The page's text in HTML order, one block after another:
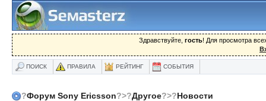
Здравствуйте, гость! Для просмотра
ПОИСК ПРАВИЛА РЕЙТИНГ СОБЫТИЯ
?Форум Sony Ericsson?>?Другое?>?Новости